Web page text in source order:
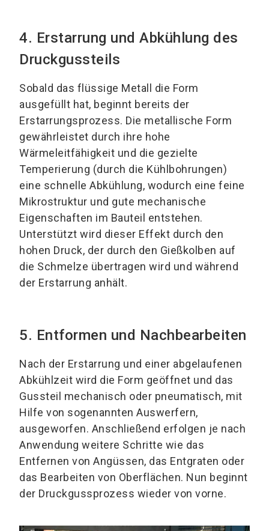
4. Erstarrung und Abkühlung des
Druckgussteils
Sobald das flüssige Metall die Form
ausgefüllt hat, beginnt bereits der
Erstarrungsprozess. Die metallische Form
gewährleistet durch ihre hohe
Wärmeleitfähigkeit und die gezielte
Temperierung (durch die Kühlbohrungen)
eine schnelle Abkühlung, wodurch eine feine
Mikrostruktur und gute mechanische
Eigenschaften im Bauteil entstehen.
Unterstützt wird dieser Effekt durch den
hohen Druck, der durch den Gießkolben auf
die Schmelze übertragen wird und während
der Erstarrung anhält.
5. Entformen und Nachbearbeiten
Nach der Erstarrung und einer abgelaufenen
Abkühlzeit wird die Form geöffnet und das
Gussteil mechanisch oder pneumatisch, mit
Hilfe von sogenannten Auswerfern,
ausgeworfen. Anschließend erfolgen je nach
Anwendung weitere Schritte wie das
Entfernen von Angüssen, das Entgraten oder
das Bearbeiten von Oberflächen. Nun beginnt
der Druckgussprozess wieder von vorne.